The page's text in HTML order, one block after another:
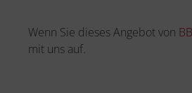
Wenn Sie dieses Angebot von
mit uns auf.